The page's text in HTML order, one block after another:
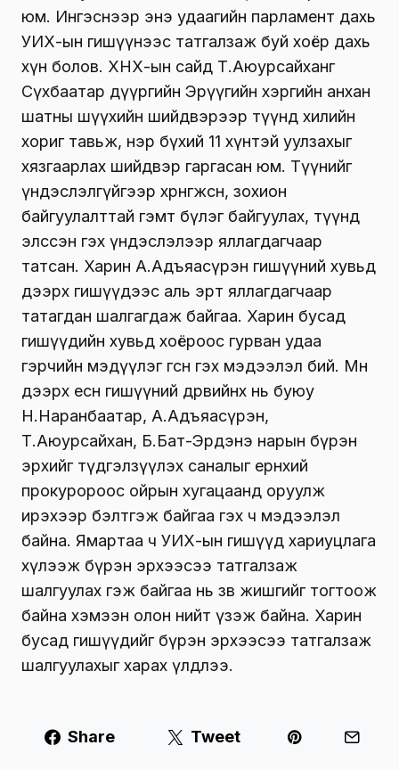
юм. Ингэснээр энэ удаагийн парламент дахь
УИХ-ын гишүүнээс татгалзаж буй хоёр дахь
хүн болов. ХНХ-ын сайд Т.Аюурсайханг
Сүхбаатар дүүргийн Эрүүгийн хэргийн анхан
шатны шүүхийн шийдвэрээр түүнд хилийн
хориг тавьж, нэр бүхий 11 хүнтэй уулзахыг
хязгаарлах шийдвэр гаргасан юм. Түүнийг
үндэслэлгүйгээр хөрөнгөжсөн, зохион
байгуулалттай гэмт бүлэг байгуулах, түүнд
элссэн гэх үндэслэлээр яллагдагчаар
татсан. Харин А.Адъяасүрэн гишүүний хувьд
дээрх гишүүдээс аль эрт яллагдагчаар
татагдан шалгагдаж байгаа. Харин бусад
гишүүдийн хувьд хоёроос гурван удаа
гэрчийн мэдүүлэг өгсөн гэх мэдээлэл бий. Мөн
дээрх есөн гишүүний дөрвийнх нь буюу
Н.Наранбаатар, А.Адъяасүрэн,
Т.Аюурсайхан, Б.Бат-Эрдэнэ нарын бүрэн
эрхийг түдгэлзүүлэх саналыг ерөнхий
прокуророос ойрын хугацаанд оруулж
ирэхээр бэлтгэж байгаа гэх ч мэдээлэл
байна. Ямартаа ч УИХ-ын гишүүд хариуцлага
хүлээж бүрэн эрхээсээ татгалзаж
шалгуулах гэж байгаа нь зөв жишгийг тогтоож
байна хэмээн олон нийт үзэж байна. Харин
бусад гишүүдийг бүрэн эрхээсээ татгалзаж
шалгуулахыг харах үлдлээ.
Share Tweet